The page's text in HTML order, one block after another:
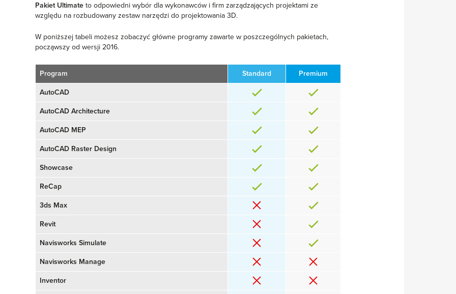
Pakiet Ultimate to odpowiedni wybór dla wykonawców i firm zarządzających projektami ze
względu na rozbudowany zestaw narzędzi do projektowania 3D.
W poniższej tabeli możesz zobaczyć główne programy zawarte w poszczególnych pakietach,
począwszy od wersji 2016.
Program Standard Premium
AutoCAD
AutoCAD Architecture
AutoCAD MEP
AutoCAD Raster Design
Showcase
ReCap
3ds Max
Revit
Navisworks Simulate
Navisworks Manage
Inventor